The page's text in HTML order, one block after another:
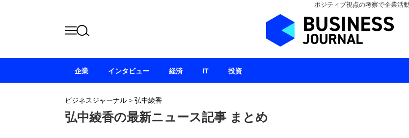
ポジティブ視点の考察で企業活
ビジネスジャーナル > 弘中綾香
弘中綾香の最新ニュース記事 まとめ
企業 インタビュー 経済 IT 投資